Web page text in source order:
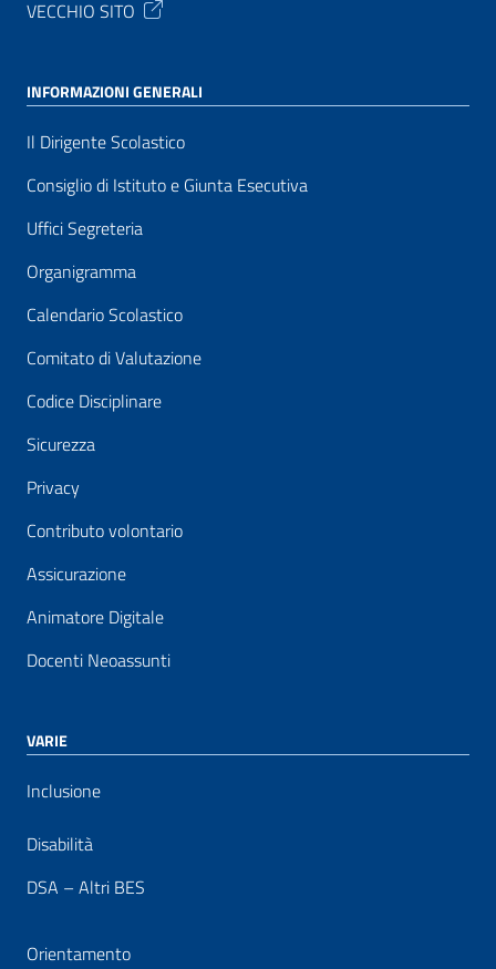
VECCHIO SITO
INFORMAZIONI GENERALI
Il Dirigente Scolastico
Consiglio di Istituto e Giunta Esecutiva
Uffici Segreteria
Organigramma
Calendario Scolastico
Comitato di Valutazione
Codice Disciplinare
Sicurezza
Privacy
Contributo volontario
Assicurazione
Animatore Digitale
Docenti Neoassunti
VARIE
Inclusione
Disabilità
DSA – Altri BES
Orientamento